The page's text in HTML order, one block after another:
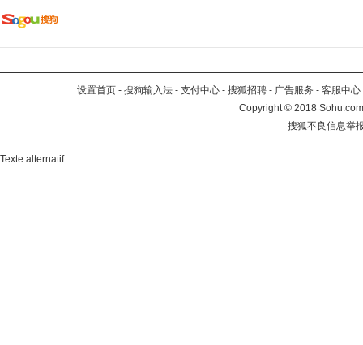
设置首页 - 搜狗输入法 - 支付中心 - 搜狐招聘 - 广告服务 - 客服中心
Copyright©2018
搜狐不良信息举
Texte alternatif